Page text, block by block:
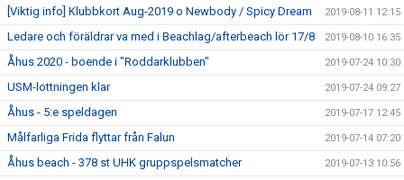
[Viktig info] Klubbkort Aug-2019 o Newbody / Spicy Dream 2019-08-11 12:15
Ledare och föräldrar va med i Beachlag/afterbeach lör 17/8 2019-08-10 16:35
Åhus 2020 - boende i "Roddarklubben" 2019-07-24 10:30
USM-lottningen klar 2019-07-24 09:27
Åhus - 5:e speldagen 2019-07-17 12:45
Målfarliga Frida flyttar från Falun 2019-07-14 07:20
Åhus beach - 378 st UHK gruppspelsmatcher 2019-07-13 10:56